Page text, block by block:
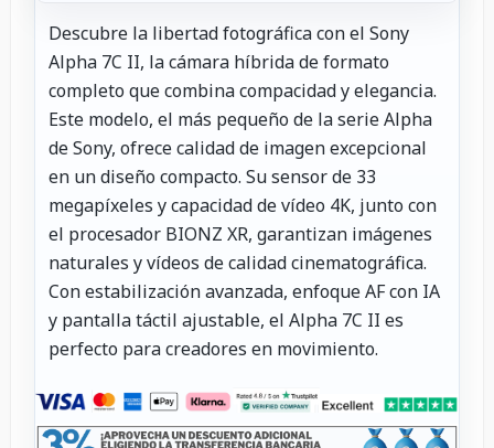
Descubre la libertad fotográfica con el Sony
Alpha 7C II, la cámara híbrida de formato
completo que combina compacidad y elegancia.
Este modelo, el más pequeño de la serie Alpha
de Sony, ofrece calidad de imagen excepcional
en un diseño compacto. Su sensor de 33
megapíxeles y capacidad de vídeo 4K, junto con
el procesador BIONZ XR, garantizan imágenes
naturales y vídeos de calidad cinematográfica.
Con estabilización avanzada, enfoque AF con IA
y pantalla táctil ajustable, el Alpha 7C II es
perfecto para creadores en movimiento.